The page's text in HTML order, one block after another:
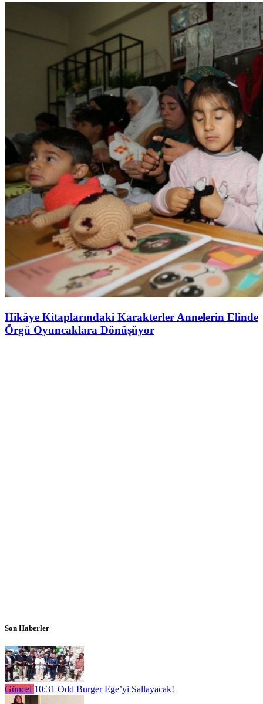
Hikâye Kitaplarındaki Karakterler Annelerin Elinde
Örgü Oyuncaklara Dönüşüyor
Son Haberler
Güncel 10:31 Odd Burger Ege’yi Sallayacak!